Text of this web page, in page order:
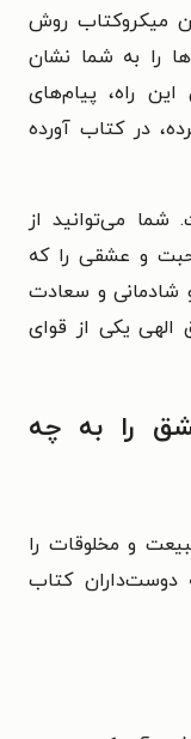
میکروکتاب روش
را به شما نشان
راه، پیام‌های
در کتاب آورده
می‌توانید از
و عشقی را که
شادمانی و سعادت
یکی از قوای
را به چه
و مخلوقات را
کتاب